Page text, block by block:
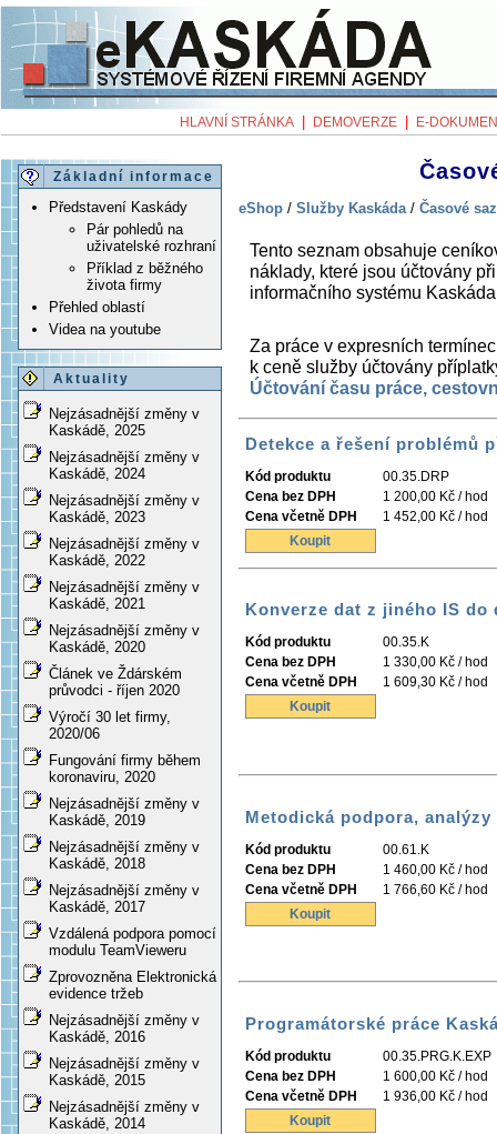
HLAVNÍ STRÁNKA DEMOVERZE E-
Základní informace
Představení Kaskády
Pár pohledů na
uživatelské rozhraní
Příklad z běžného
života firmy
Přehled oblastí
Videa na youtube
Aktuality
Nejzásadnější změny v
Kaskádě, 2025
Nejzásadnější změny v
Kaskádě, 2024
Nejzásadnější změny v
Kaskádě, 2023
Nejzásadnější změny v
Kaskádě, 2022
Nejzásadnější změny v
Kaskádě, 2021
Nejzásadnější změny v
Kaskádě, 2020
Článek ve Ždárském
průvodci - říjen 2020
Výročí 30 let firmy,
2020/06
Fungování firmy během
koronaviru, 2020
Nejzásadnější změny v
Kaskádě, 2019
Nejzásadnější změny v
Kaskádě, 2018
Nejzásadnější změny v
Kaskádě, 2017
Vzdálená podpora pomocí
modulu TeamVieweru
Zprovozněna Elektronická
evidence tržeb
Nejzásadnější změny v
Kaskádě, 2016
Nejzásadnější změny v
Kaskádě, 2015
Nejzásadnější změny v
Kaskádě, 2014
eShop / Služby Kaskáda / Časové
Tento seznam obsahuje
náklady, které jsou účtovány
informačního systému
Za práce v expresních
k ceně služby účtovány
Účtování času práce,
Detekce a řešení problémů
Kód produktu
00.35.DRP
Cena bez DPH
1 200,00 Kč / hod
Cena včetně DPH
1 452,00 Kč / hod
Koupit
Konverze dat z jiného IS do
Kód produktu
00.35.K
Cena bez DPH
1 330,00 Kč / hod
Cena včetně DPH
1 609,30 Kč / hod
Koupit
Metodická podpora, analýzy
Kód produktu
00.61.K
Cena bez DPH
1 460,00 Kč / hod
Cena včetně DPH
1 766,60 Kč / hod
Koupit
Programátorské práce
Kód produktu
00.35.PRG.K.EXP
Cena bez DPH
1 600,00 Kč / hod
Cena včetně DPH
1 936,00 Kč / hod
Koupit